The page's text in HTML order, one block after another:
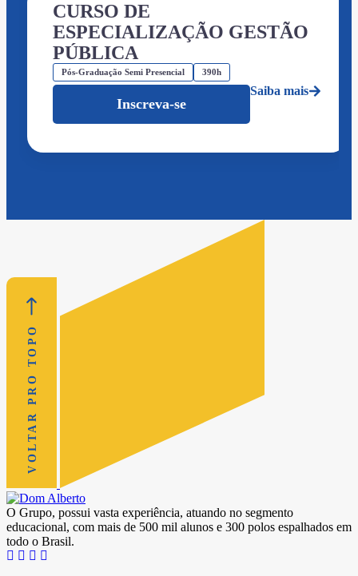
CURSO DE
ESPECIALIZAÇÃO GESTÃO
PÚBLICA
Pós-Graduação Semi Presencial 390h
Inscreva-se
Saiba mais
VOLTAR PRO TOPO
O Grupo, possui vasta experiência, atuando no segmento
educacional, com mais de 500 mil alunos e 300 polos espalhados em
todo o Brasil.